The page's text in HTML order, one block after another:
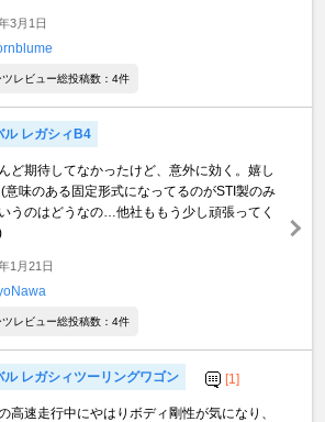
3月1日
ツレビュー総投稿数：4件
ル レガシィB4
ど期待してなかったけど、意外に効く。嬉し
味のある固定形式になってるのがSTI製のみ
うのはどうなの…他社ももう少し頑張ってく
1月21日
ツレビュー総投稿数：4件
ル レガシィツーリングワゴン [1]
高速走行中にやはりボディ剛性が気になり、